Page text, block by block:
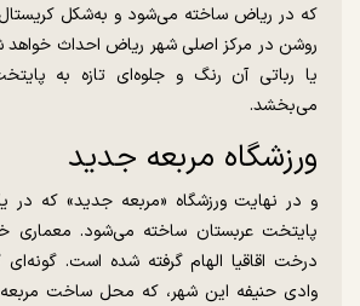
که در ریاض ساخته می‌شود و به‌‏شکل کریستال
روشن در مرکز اصلی شهر ریاض احداث
یا رباتی آن رنگ و جلوه‌ای تازه به
می‌بخشد.
ورزشگاه مربعه جدید
و در نهایت ورزشگاه «مربعه جدید» که در
پایتخت عربستان ساخته می‌شود. معماری
درخت اقاقیا الهام گرفته شده است.
وادی حنیفه این شهر، که محل ساخت